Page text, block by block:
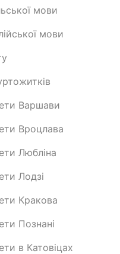
мови
мови
Варшави
Вроцлава
Любліна
Лодзі
Кракова
Познані
в Катовіцах